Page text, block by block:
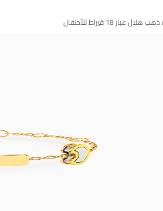
عيار 18 قيراط للأطفال